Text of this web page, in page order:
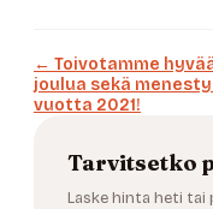
← Toivotamme
joulua sekä
vuotta 2021!
Tarvitsetko
Laske hinta heti tai